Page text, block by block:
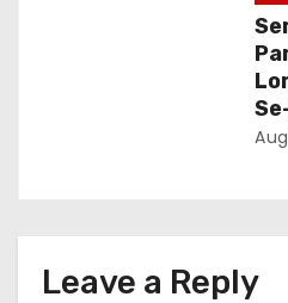
Leave a Reply